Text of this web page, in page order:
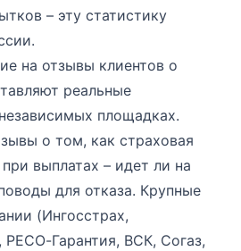
– эту статистику
на отзывы клиентов о
реальные
площадках.
о том, как страховая
выплатах – идет ли на
для отказа. Крупные
(Ингосстрах,
РЕСО-Гарантия, ВСК, Согаз,